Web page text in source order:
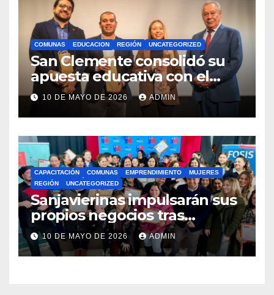
COMUNAS EDUCACION REGIÓN UNCATEGORIZED
San Clemente consolidó su
apuesta educativa con el
lanzamiento del
Preuniversitario Brotes 2026
10 DE MAYO DE 2026 ADMIN
CAPACITACIÓN COMUNAS EMPRENDIMIENTO
MUJERES
REGIÓN
UNCATEGORIZED
Sanjavierinas impulsarán sus
propios negocios tras
capacitarse junto al FOSIS
10 DE MAYO DE 2026 ADMIN